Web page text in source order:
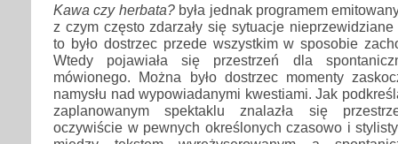
Kawa czy herbata?była jednak programem
z czym często zdarzały się sytuacje
to było dostrzec przede wszystkim w sposobie
Wtedy pojawiała się przestrzeń dla
mówionego. Można było dostrzec momenty
namysłu nad wypowiadanymi kwestiami. Jak
zaplanowanym spektaklu znalazła się
oczywiście w pewnych określonych czasowo i